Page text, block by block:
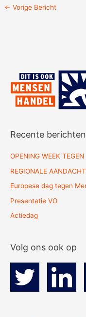
← Vorige Bericht
Recente berichten
OPENING WEEK
REGIONALE
Europese dag tegen
Presentatie VO
Actiedag
Volg ons ook op